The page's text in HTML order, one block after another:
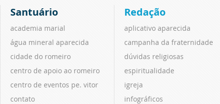
Santuário
academia marial
água mineral aparecida
cidade do romeiro
centro de apoio ao romeiro
centro de eventos pe. vitor
contato
Redação
aplicativo aparecida
campanha da fraternidade
dúvidas religiosas
espiritualidade
igreja
infográficos